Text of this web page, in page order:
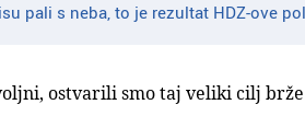
pali s neba, to je rezultat HDZ-ove
ostvarili smo taj veliki cilj